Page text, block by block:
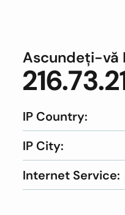
Ascundeți-vă
IP Country:
IP City:
Internet Service: